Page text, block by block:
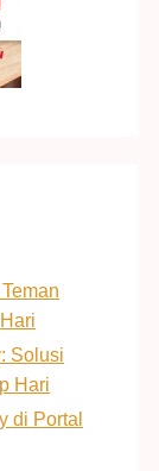
Solusi
Hari
di Portal